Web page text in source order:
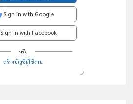
Sign in with Google
Sign in with Facebook
หรือ
สร้างบัญชีผู้ใช้งาน